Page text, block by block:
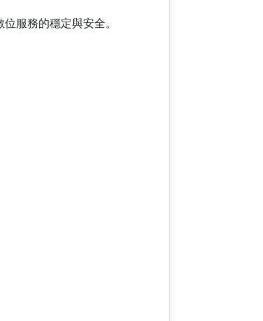
服務的穩定與安全。